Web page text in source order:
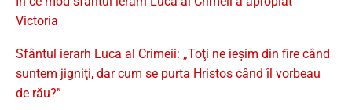
Victoria
Sfântul ierarh Luca al Crimeii: „Toţi ne ieşim din fire când
suntem jigniţi, dar cum se purta Hristos când îl vorbeau
de rău?”